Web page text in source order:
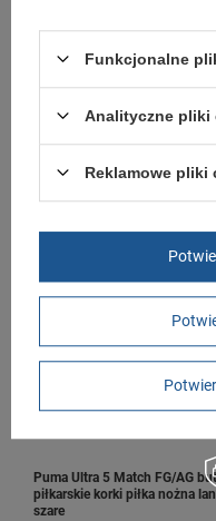
Match FG/AG piłka nożna lanki
+ Dodaj do porównania
Puma Ultra 5 Match FG/AG
piłkarskie korki piłka nożna
szare
Funkcjonalne
Analityczne pliki
Reklamowe pliki